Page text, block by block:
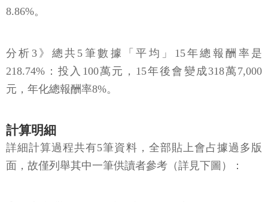
8.86%。
分析3》總共5筆數據「平均」15年總報酬率是
218.74%：投入100萬元，15年後會變成318萬7,000
元，年化總報酬率8%。
計算明細
詳細計算過程共有5筆資料，全部貼上會占據過多版
面，故僅列舉其中一筆供讀者參考（詳見下圖）：